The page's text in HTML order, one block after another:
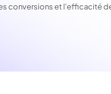
conversions et l'efficacité